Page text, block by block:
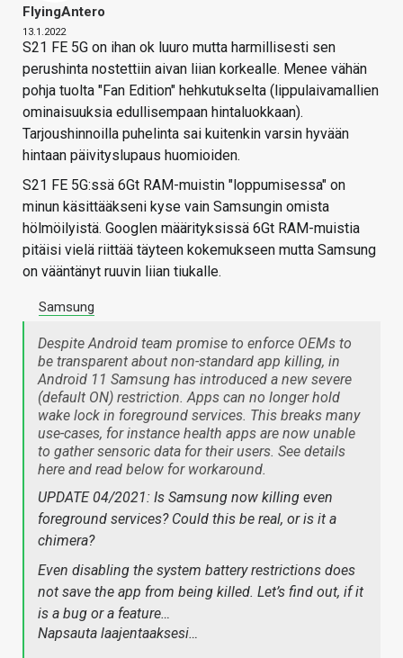
FlyingAntero
13.1.2022
S21 FE 5G on ihan ok luuro mutta harmillisesti sen
perushinta nostettiin aivan liian korkealle. Menee vähän
pohja tuolta "Fan Edition" hehkutukselta (lippulaivamallien
ominaisuuksia edullisempaan hintaluokkaan).
Tarjoushinnoilla puhelinta sai kuitenkin varsin hyvään
hintaan päivityslupaus huomioiden.
S21 FE 5G:ssä 6Gt RAM-muistin "loppumisessa" on
minun käsittääkseni kyse vain Samsungin omista
hölmöilyistä. Googlen määrityksissä 6Gt RAM-muistia
pitäisi vielä riittää täyteen kokemukseen mutta Samsung
on vääntänyt ruuvin liian tiukalle.
Samsung
Despite Android team promise to enforce OEMs to
be transparent about non-standard app killing, in
Android 11 Samsung has introduced a new severe
(default ON) restriction. Apps can no longer hold
wake lock in foreground services. This breaks many
use-cases, for instance health apps are now unable
to gather sensoric data for their users. See details
here and read below for workaround.
UPDATE 04/2021: Is Samsung now killing even
foreground services? Could this be real, or is it a
chimera?
Even disabling the system battery restrictions does
not save the app from being killed. Let’s find out, if it
is a bug or a feature…
Napsauta laajentaaksesi…